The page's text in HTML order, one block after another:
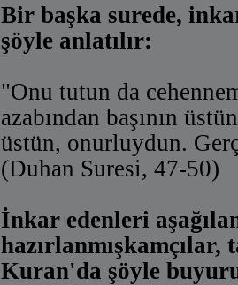
Bir başka surede,
şöyle anlatılır:
"Onu tutun da
azabından başının
üstün, onurluydun.
(Duhan Suresi, 47-50)
İnkar edenleri
Kuran'da şöyle